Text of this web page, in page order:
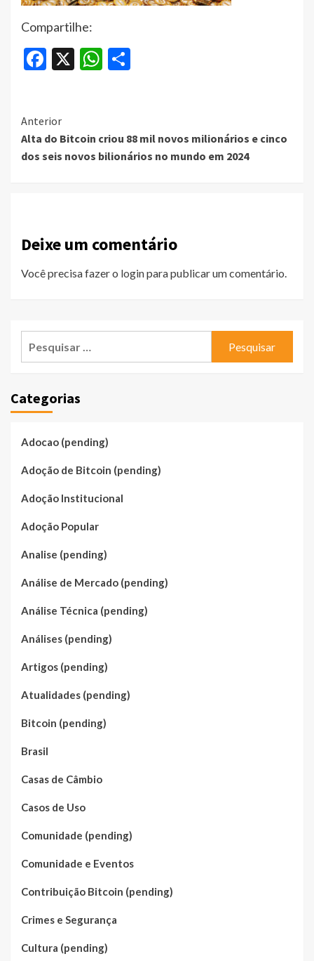
Compartilhe:
Facebook
X WhatsApp
Continue
Reading
Anterior
Alta do Bitcoin criou 88 mil novos milionários e cinco
dos seis novos bilionários no mundo em 2024
Deixe um comentário
Você precisa fazer o loginpara publicar um comentário.
Categorias
Adocao (pending)
Adoção de Bitcoin (pending)
Adoção Institucional
Adoção Popular
Analise (pending)
Análise de Mercado (pending)
Análise Técnica (pending)
Análises (pending)
Artigos (pending)
Atualidades (pending)
Bitcoin (pending)
Brasil
Casas de Câmbio
Casos de Uso
Comunidade (pending)
Comunidade e Eventos
Contribuição Bitcoin (pending)
Crimes e Segurança
Cultura (pending)